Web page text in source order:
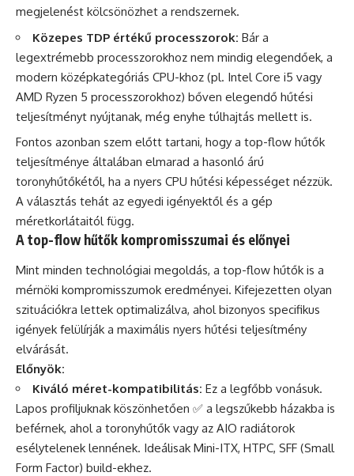
megjelenést kölcsönözhet a rendszernek.
Közepes TDP értékű processzorok: Bár a
legextrémebb processzorokhoz nem mindig elegendőek, a
modern középkategóriás CPU-khoz (pl. Intel Core i5 vagy
AMD Ryzen 5 processzorokhoz) bőven elegendő hűtési
teljesítményt nyújtanak, még enyhe túlhajtás mellett is.
Fontos azonban szem előtt tartani, hogy a top-flow hűtők
teljesítménye általában elmarad a hasonló árú
toronyhűtőkétől, ha a nyers CPU hűtési képességet nézzük.
A választás tehát az egyedi igényektől és a gép
méretkorlátaitól függ.
A top-flow hűtők kompromisszumai és előnyei
Mint minden technológiai megoldás, a top-flow hűtők is a
mérnöki kompromisszumok eredményei. Kifejezetten olyan
szituációkra lettek optimalizálva, ahol bizonyos specifikus
igények felülírják a maximális nyers hűtési teljesítmény
elvárását.
Előnyök:
Kiváló méret-kompatibilitás: Ez a legfőbb vonásuk.
Lapos profiljuknak köszönhetően ✅ a legszűkebb házakba is
beférnek, ahol a toronyhűtők vagy az AIO radiátorok
esélytelenek lennének. Ideálisak Mini-ITX, HTPC, SFF (Small
Form Factor) build-ekhez.